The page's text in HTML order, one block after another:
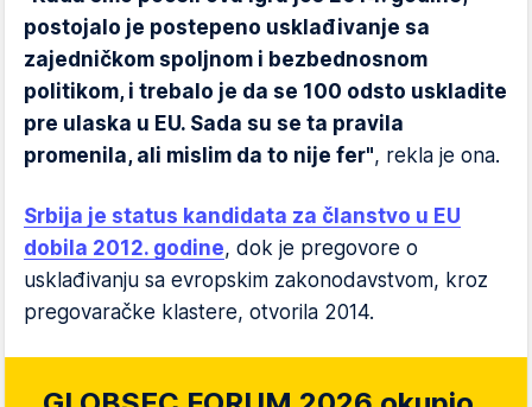
postojalo je postepeno usklađivanje sa
zajedničkom spoljnom i bezbednosnom
politikom, i trebalo je da se 100 odsto uskladite
pre ulaska u EU. Sada su se ta pravila
promenila, ali mislim da to nije fer", rekla je ona.
Srbija je status kandidata za članstvo u EU
dobila 2012. godine, dok je pregovore o
usklađivanju sa evropskim zakonodavstvom, kroz
pregovaračke klastere, otvorila 2014.